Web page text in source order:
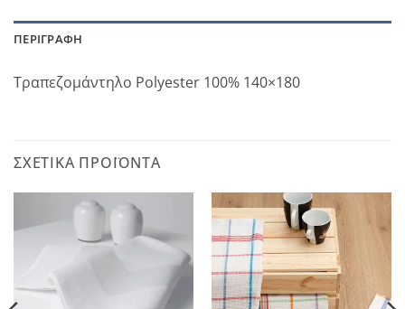
ΠΕΡΙΓΡΑΦΉ
Τραπεζομάντηλο Polyester 100% 140×180
ΣΧΕΤΙΚΆ ΠΡΟΪΌΝΤΑ